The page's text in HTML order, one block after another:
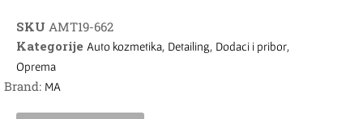
SKU AMT19-662
Kategorije Auto kozmetika, Detailing, Dodaci i pribor,
Oprema
Brand: MA